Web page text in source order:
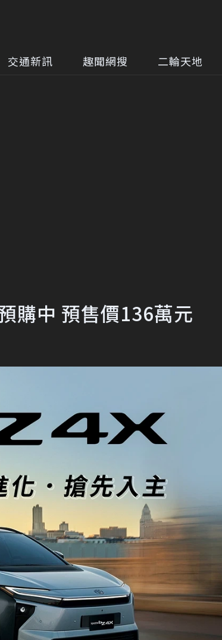
交通新訊 趣聞網搜 二輪天地
購中 預售價136萬元